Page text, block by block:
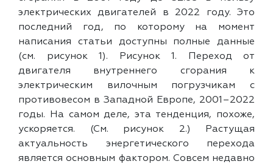
электрических двигателей в 2022 году. Это
последний год, по которому на момент
написания статьи доступны полные данные
(см. рисунок 1). Рисунок 1. Переход от
двигателя внутреннего сгорания к
электрическим вилочным погрузчикам с
противовесом в Западной Европе, 2001–2022
годы. На самом деле, эта тенденция, похоже,
ускоряется. (См. рисунок 2.) Растущая
актуальность энергетического перехода
является основным фактором. Совсем недавно